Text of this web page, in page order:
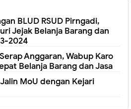
BLUD RSUD Pirngadi,
Jejak Belanja Barang dan
2024
Anggaran, Wabup Karo
Belanja Barang dan Jasa
MoU dengan Kejari